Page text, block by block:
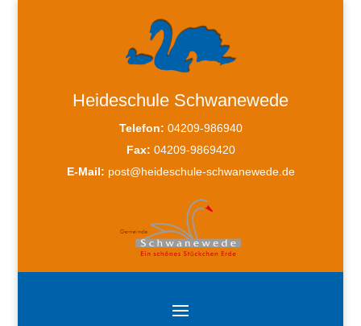
Heideschule Schwanewede
Telefon: 04209-986940
Fax: 04209-9869420
E-Mail: post@heideschule-schwanewede.de